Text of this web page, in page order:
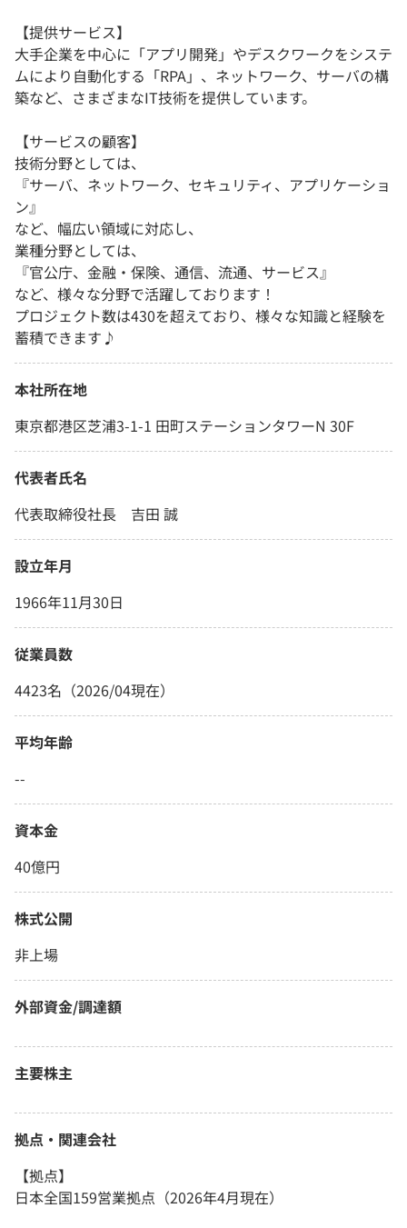
【提供サービス】
大手企業を中心に「アプリ開発」やデスクワークをシステ
ムにより自動化する「RPA」、ネットワーク、サーバの構
築など、さまざまなIT技術を提供しています。
【サービスの顧客】
技術分野としては、
『サーバ、ネットワーク、セキュリティ、アプリケーショ
ン』
など、幅広い領域に対応し、
業種分野としては、
『官公庁、金融・保険、通信、流通、サービス』
など、様々な分野で活躍しております！
プロジェクト数は430を超えており、様々な知識と経験を
蓄積できます♪
本社所在地
東京都港区芝浦3-1-1 田町ステーションタワーN 30F
代表者氏名
代表取締役社長 吉田 誠
設立年月
1966年11月30日
従業員数
4423名（2026/04現在）
平均年齢
--
資本金
40億円
株式公開
非上場
外部資金/調達額
主要株主
拠点・関連会社
【拠点】
日本全国159営業拠点（2026年4月現在）